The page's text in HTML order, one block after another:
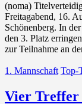
(noma)
Freitagabend, 16.
Schönenberg. In
den 3. Platz
zur Teilnahme an
1. Mannschaft Top-
Vier Treffer